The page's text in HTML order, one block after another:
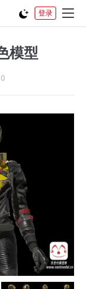
登录
模型
0